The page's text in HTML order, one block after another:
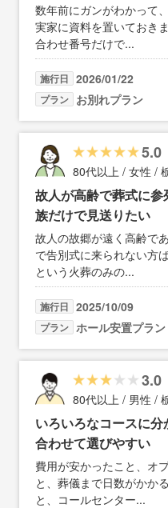
数年前にガンがわかって
実家に資料を置いておき
合わせ番号だけで...
施行日 2026/01/22
プラン お別れプラン
5.0
故人が高齢で葬式に
族だけで見送りたい
故人の故郷が遠く高齢で
で告別式に来られない方
という火葬のみの...
施行日 2025/10/09
プラン ホール安置プラン
3.0
いろいろなコースに
合わせて選びやすい
費用が安かったこと、オ
と、葬儀まで日数がかか
と、コールセンター...